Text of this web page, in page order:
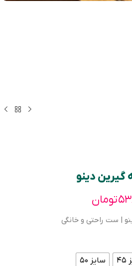
گیرین دینو
تومان
| ست راحتی و خانگی
سایز ۵۰